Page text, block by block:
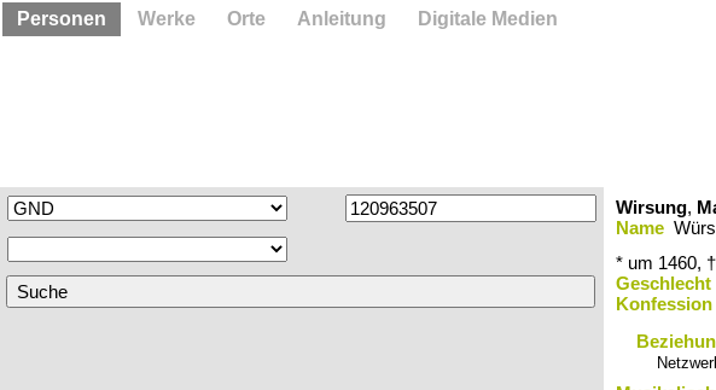
Wirsung,
Name
* um 1460,
Geschlecht
Konfession
Personen Werke Orte Anleitung Digitale Medien